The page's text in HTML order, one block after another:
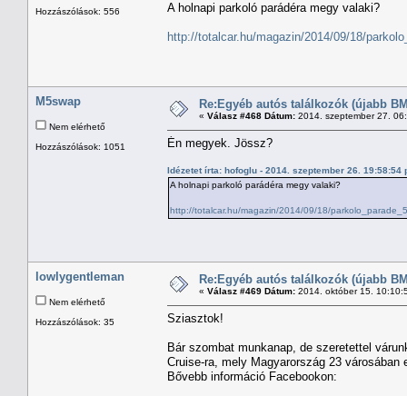
Hozzászólások: 556
A holnapi parkoló parádéra megy valaki?
http://totalcar.hu/magazin/2014/09/18/
M5swap
Nem elérhető
Hozzászólások: 1051
Re:Egyéb autós találkozók (újabb
« Válasz #468 Dátum: 2014. szeptember 27.
Én megyek. Jössz?
Idézetet írta: hofoglu - 2014. szeptember 26. 19:58:54
A holnapi parkoló parádéra megy valaki?
http://totalcar.hu/magazin/2014/09/18/
lowlygentleman
Nem elérhető
Hozzászólások: 35
Re:Egyéb autós találkozók (újabb
« Válasz #469 Dátum: 2014. október 15.
Sziasztok!
Bár szombat munkanap, de szeretettel
Cruise-ra, mely Magyarország 23
Bővebb információ Facebookon: